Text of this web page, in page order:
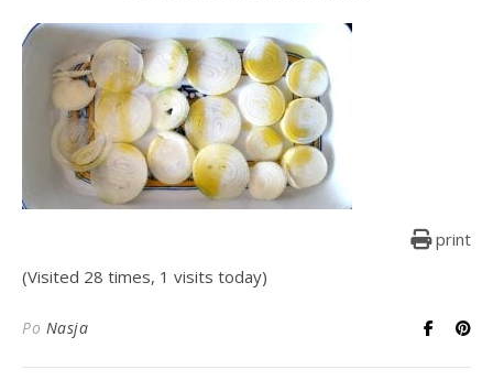
print
(Visited 28 times, 1 visits today)
Po Nasja